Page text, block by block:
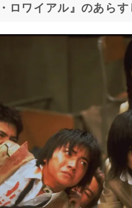
ロワイアル』のあらす